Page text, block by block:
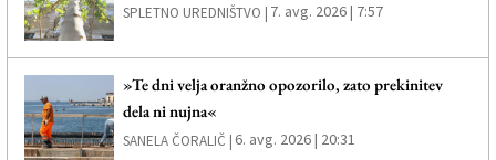
SPLETNO UREDNIŠTVO | 7. avg. 2026 | 7:57
»Te dni velja oranžno opozorilo, zato prekinitev
dela ni nujna«
SANELA ČORALIČ | 6. avg. 2026 | 20:31